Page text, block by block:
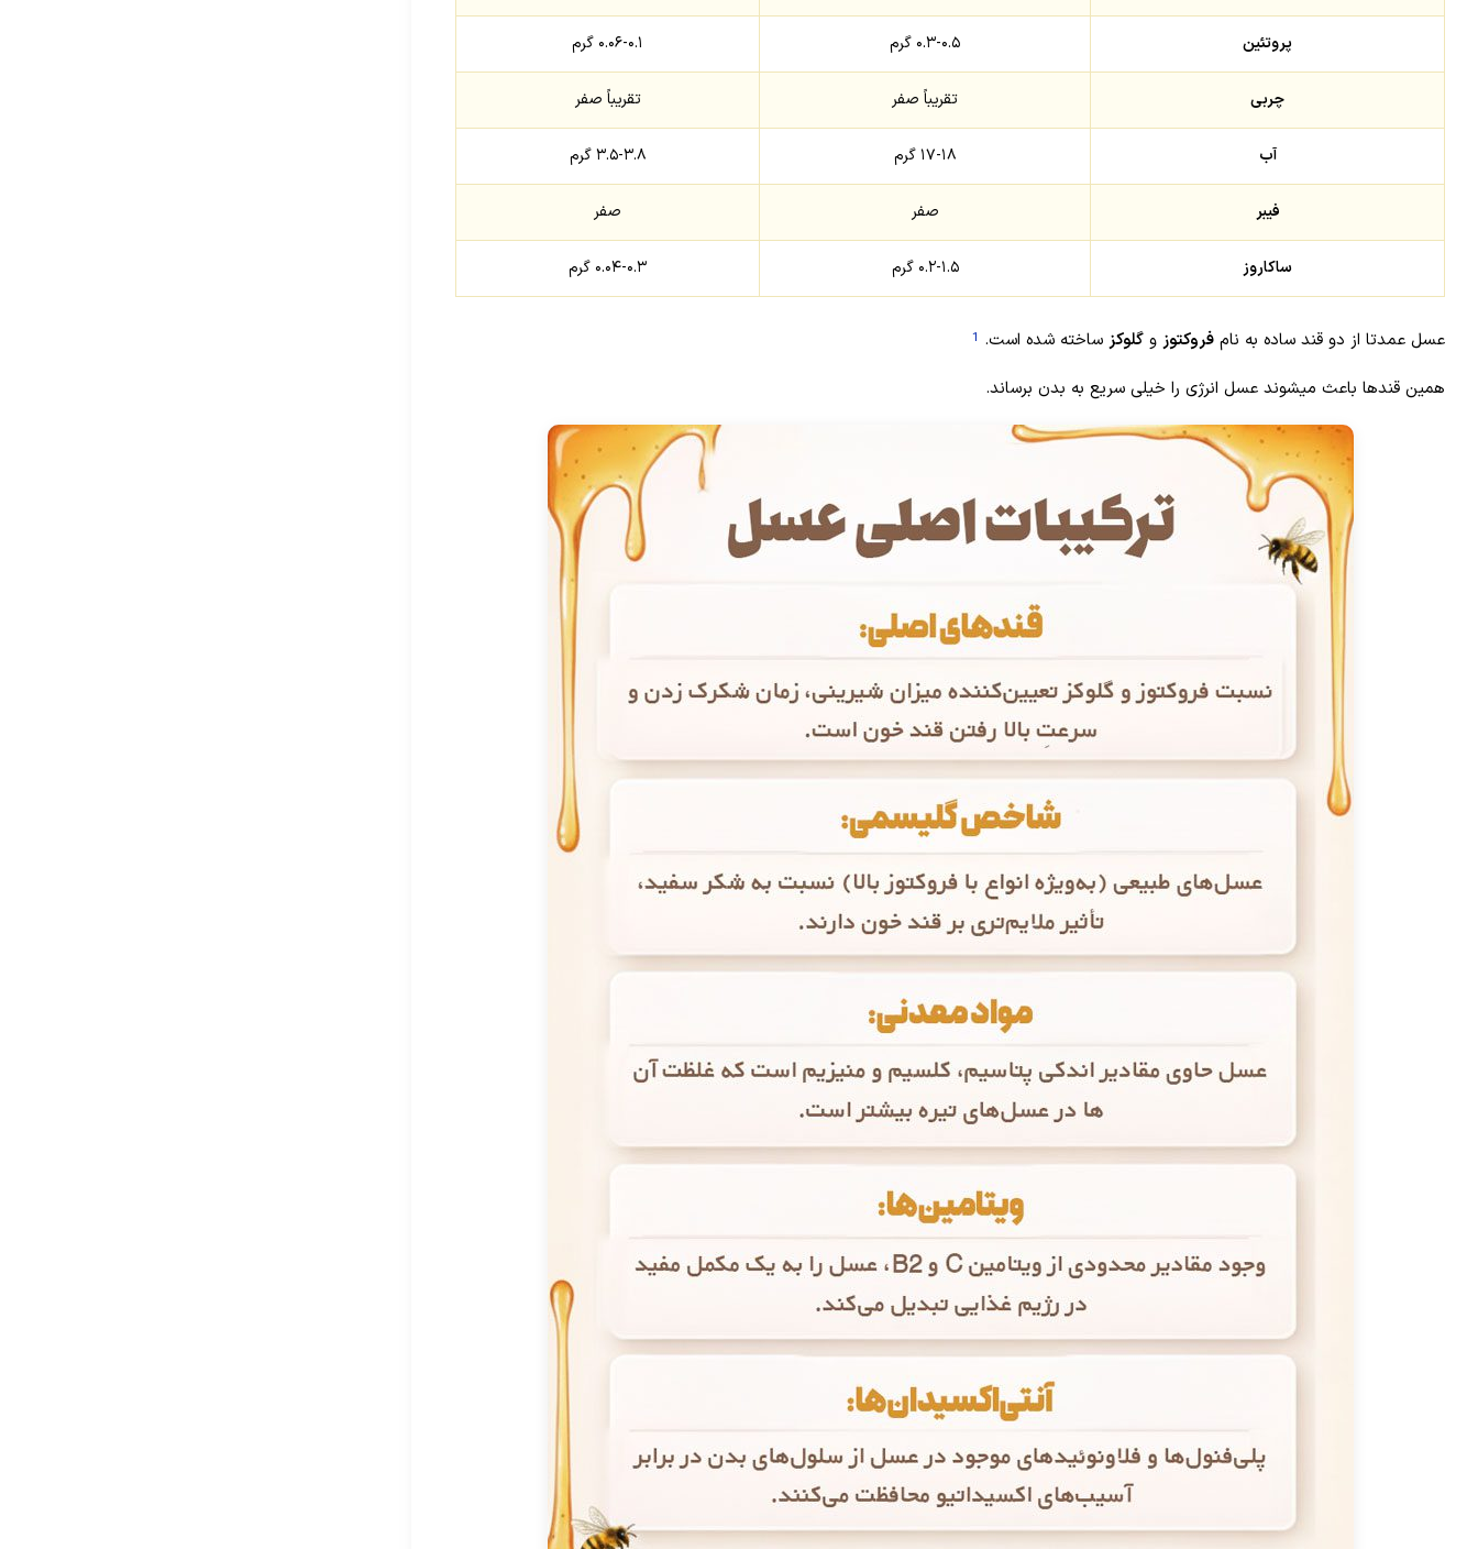
پروتئین ۰.۳-۰.۵ گرم ۰.۰۶-۰.۱ گرم
چربی تقریباً صفر تقریباً صفر
آب ۱۷-۱۸ گرم ۳.۵-۳.۸ گرم
فیبر صفر صفر
ساکاروز ۰.۲-۱.۵ گرم ۰.۰۴-۰.۳ گرم
عسل عمدتا از دو قند ساده به نام فروکتوز و گلوکز ساخته شده است. 1
همین قندها باعث میشوند عسل انرژی را خیلی سریع به بدن برساند.